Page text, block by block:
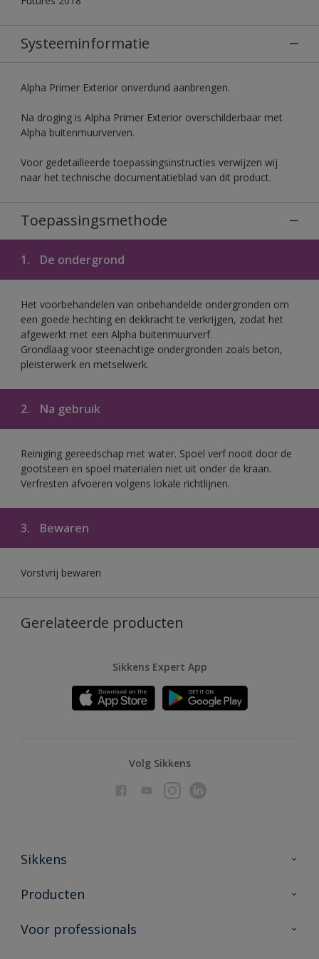
Systeeminformatie
Alpha Primer Exterior onverdund aanbrengen.
Na droging is Alpha Primer Exterior overschilderbaar met
Alpha buitenmuurverven.
Voor gedetailleerde toepassingsinstructies verwijzen wij
naar het technische documentatieblad van dit product.
Toepassingsmethode
1. De ondergrond
Het voorbehandelen van onbehandelde ondergronden om
een goede hechting en dekkracht te verkrijgen, zodat het
afgewerkt met een Alpha buitenmuurverf.
Grondlaag voor steenachtige ondergronden zoals beton,
pleisterwerk en metselwerk.
2. Na gebruik
Reiniging gereedschap met water. Spoel verf nooit door de
gootsteen en spoel materialen niet uit onder de kraan.
Verfresten afvoeren volgens lokale richtlijnen.
3. Bewaren
Vorstvrij bewaren
Gerelateerde producten
Sikkens Expert App
Volg Sikkens
Sikkens
Over Sikkens
Duurzaamheid
Producten
Producten voor binnen
Voor professionals